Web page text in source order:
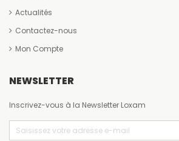
Actualités
Contactez-nous
Mon Compte
NEWSLETTER
Inscrivez-vous à la Newsletter Loxam